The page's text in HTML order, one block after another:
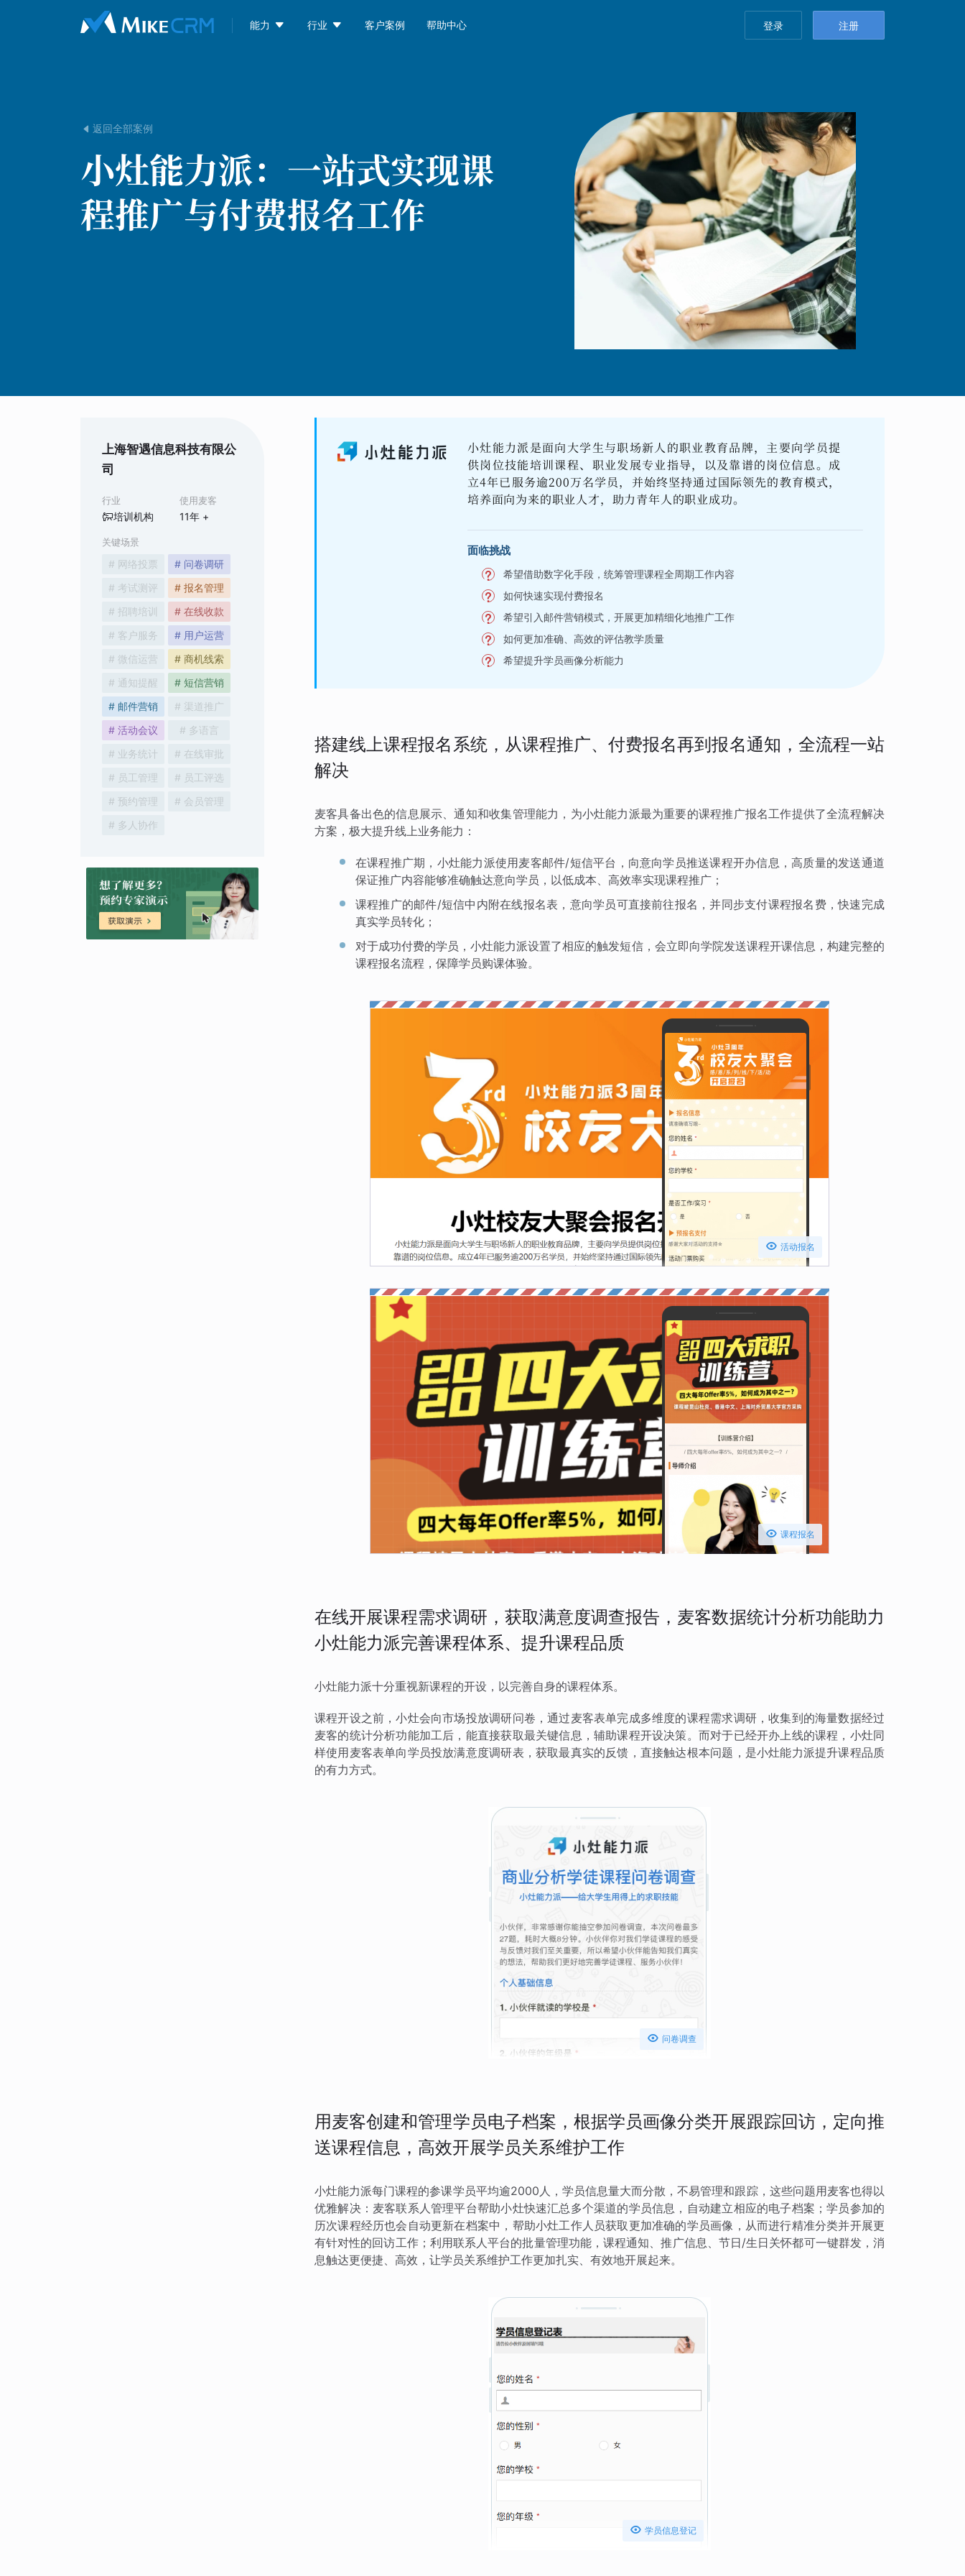
能力  行业  客户案例 帮助中心 登录 注册
 返回全部案例
小灶能力派： 一站式实现课
程推广与付费报名工作
上海智遇信息科技有限公
司
行业
培训机构
使用麦客
11年 +
关键场景
# 网络投票
# 问卷调研
# 考试测评
# 报名管理
# 招聘培训
# 在线收款
# 客户服务
# 用户运营
# 微信运营
# 商机线索
# 通知提醒
# 短信营销
# 邮件营销
# 渠道推广
# 活动会议
# 多语言
# 业务统计
# 在线审批
# 员工管理
# 员工评选
# 预约管理
# 会员管理
# 多人协作
小灶能力派是面向大学生与职场新人的职业教育品牌，主要向学员提
供岗位技能培训课程、职业发展专业指导，以及靠谱的岗位信息。成
立4年已服务逾200万名学员，并始终坚持通过国际领先的教育模式，
培养面向为来的职业人才，助力青年人的职业成功。
面临挑战
希望借助数字化手段，统筹管理课程全周期工作内容
如何快速实现付费报名
希望引入邮件营销模式，开展更加精细化地推广工作
如何更加准确、高效的评估教学质量
希望提升学员画像分析能力
搭建线上课程报名系统，从课程推广、付费报名再到报名通知，全流程一站
解决
麦客具备出色的信息展示、通知和收集管理能力，为小灶能力派最为重要的课程推广报名工作提供了全流程解决
方案，极大提升线上业务能力：
在课程推广期，小灶能力派使用麦客邮件/短信平台，向意向学员推送课程开办信息，高质量的发送通道
保证推广内容能够准确触达意向学员，以低成本、高效率实现课程推广；
课程推广的邮件/短信中内附在线报名表，意向学员可直接前往报名，并同步支付课程报名费，快速完成
真实学员转化；
对于成功付费的学员，小灶能力派设置了相应的触发短信，会立即向学院发送课程开课信息，构建完整的
课程报名流程，保障学员购课体验。
 活动报名
 课程报名
在线开展课程需求调研，获取满意度调查报告，麦客数据统计分析功能助力
小灶能力派完善课程体系、提升课程品质
小灶能力派十分重视新课程的开设，以完善自身的课程体系。
课程开设之前，小灶会向市场投放调研问卷，通过麦客表单完成多维度的课程需求调研，收集到的海量数据经过
麦客的统计分析功能加工后，能直接获取最关键信息，辅助课程开设决策。而对于已经开办上线的课程，小灶同
样使用麦客表单向学员投放满意度调研表，获取最真实的反馈，直接触达根本问题，是小灶能力派提升课程品质
的有力方式。
 问卷调查
用麦客创建和管理学员电子档案，根据学员画像分类开展跟踪回访，定向推
送课程信息，高效开展学员关系维护工作
小灶能力派每门课程的参课学员平均逾2000人，学员信息量大而分散，不易管理和跟踪，这些问题用麦客也得以
优雅解决：麦客联系人管理平台帮助小灶快速汇总多个渠道的学员信息，自动建立相应的电子档案；学员参加的
历次课程经历也会自动更新在档案中，帮助小灶工作人员获取更加准确的学员画像，从而进行精准分类并开展更
有针对性的回访工作；利用联系人平台的批量管理功能，课程通知、推广信息、节日/生日关怀都可一键群发，消
息触达更便捷、高效，让学员关系维护工作更加扎实、有效地开展起来。
 学员信息登记